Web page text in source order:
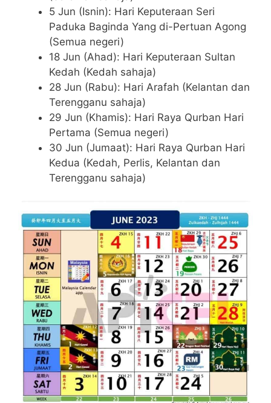
5 Jun (Isnin): Hari Keputeraan Seri
Paduka Baginda Yang di-Pertuan Agong
(Semua negeri)
18 Jun (Ahad): Hari Keputeraan Sultan
Kedah (Kedah sahaja)
28 Jun (Rabu): Hari Arafah (Kelantan dan
Terengganu sahaja)
29 Jun (Khamis): Hari Raya Qurban Hari
Pertama (Semua negeri)
30 Jun (Jumaat): Hari Raya Qurban Hari
Kedua (Kedah, Perlis, Kelantan dan
Terengganu sahaja)